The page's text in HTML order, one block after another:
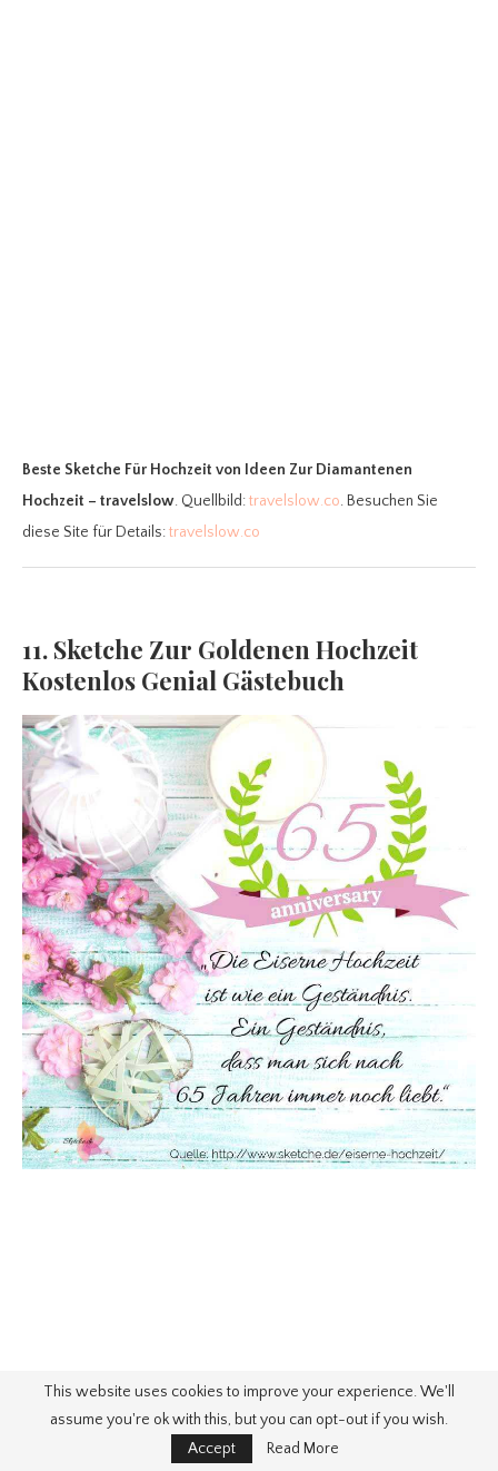
Beste Sketche Für Hochzeit von Ideen Zur Diamantenen
Hochzeit – travelslow. Quellbild:travelslow.co. Besuchen Sie
diese Site für Details:travelslow.co
11. Sketche Zur Goldenen Hochzeit
Kostenlos Genial Gästebuch
This website uses cookies to improve your experience. We'll
assume you're ok with this, but you can opt-out if you wish.
Accept
Read More